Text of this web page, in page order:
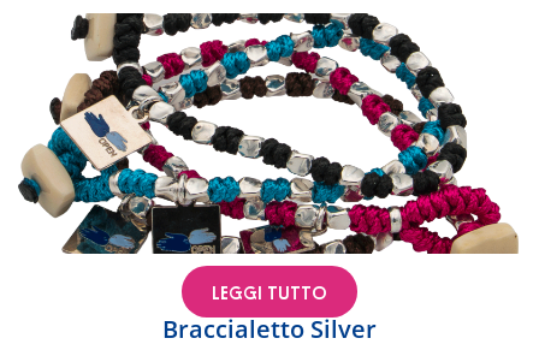
Braccialetto Silver
LEGGI TUTTO